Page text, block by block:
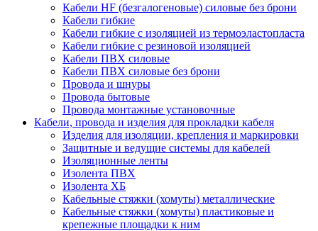
Кабели HF (безгалогеновые) силовые без брони
Кабели гибкие
Кабели гибкие с изоляцией из термоэластопласта
Кабели гибкие с резиновой изоляцией
Кабели ПВХ силовые
Кабели ПВХ силовые без брони
Провода и шнуры
Провода бытовые
Провода монтажные установочные
Кабели, провода и изделия для прокладки кабеля
Изделия для изоляции, крепления и маркировки
Защитные и ведущие системы для кабелей
Изоляционные ленты
Изолента ПВХ
Изолента ХБ
Кабельные стяжки (хомуты) металлические
Кабельные стяжки (хомуты) пластиковые и
крепежные площадки к ним